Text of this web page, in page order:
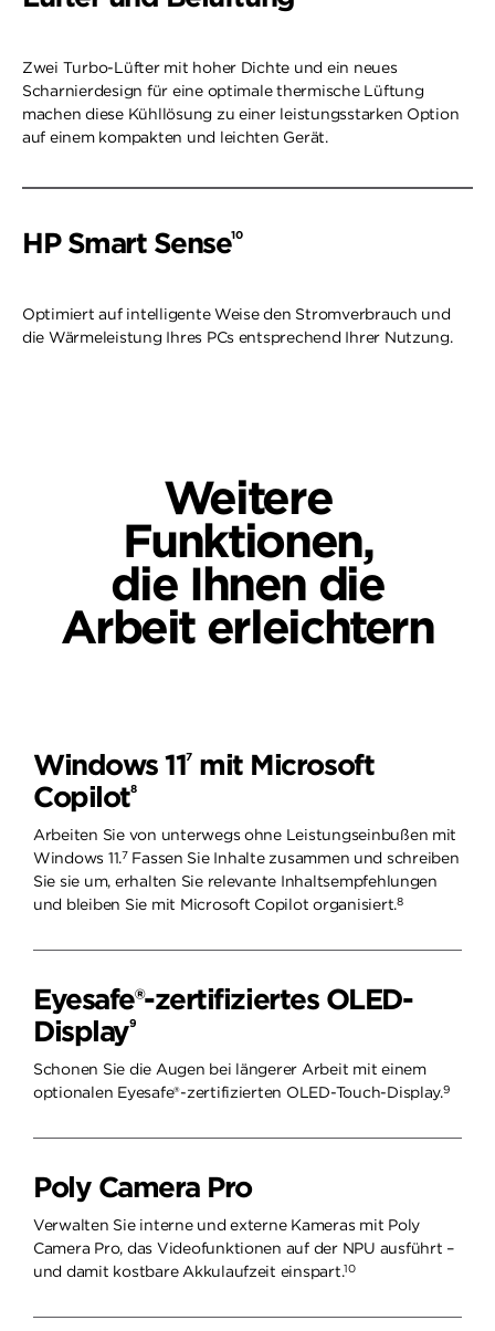
Zwei Turbo-Lüfter mit hoher Dichte und ein neues
Scharnierdesign für eine optimale thermische Lüftung
machen diese Kühllösung zu einer leistungsstarken Option
auf einem kompakten und leichten Gerät.
HP Smart Sense10
Optimiert auf intelligente Weise den Stromverbrauch und
die Wärmeleistung Ihres PCs entsprechend Ihrer Nutzung.
Weitere
Funktionen,
die Ihnen die
Arbeit erleichtern
Windows 117mit Microsoft
Copilot8
Arbeiten Sie von unterwegs ohne Leistungseinbußen mit
Windows 11.7Fassen Sie Inhalte zusammen und schreiben
Sie sie um, erhalten Sie relevante Inhaltsempfehlungen
und bleiben Sie mit Microsoft Copilot organisiert.8
Eyesafe®-zertifiziertes OLED-
Display9
Schonen Sie die Augen bei längerer Arbeit mit einem
optionalen Eyesafe®-zertifizierten OLED-Touch-Display.9
Poly Camera Pro
Verwalten Sie interne und externe Kameras mit Poly
Camera Pro, das Videofunktionen auf der NPU ausführt –
und damit kostbare Akkulaufzeit einspart.10